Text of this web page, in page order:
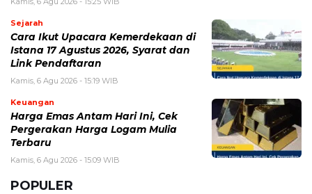
Sarwendah Disebut Setia Dampingi Ruben Onsu Saat
Kondisi Kritis, Ini Kabar Terbarunya
Tarif untuk Semua Golongan
Kamis, 6 Agustus 2026 - 13:29 WIB
Beasiswa Bakti BCA 2027 Resmi Dibuka, Cek Syarat,
Manfaat, dan Jadwal Pendaftarannya
Rabu, 5 Agustus 2026 - 09:29 WIB